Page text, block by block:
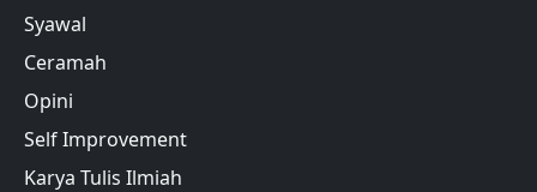
Syawal
Ceramah
Opini
Self Improvement
Karya Tulis Ilmiah